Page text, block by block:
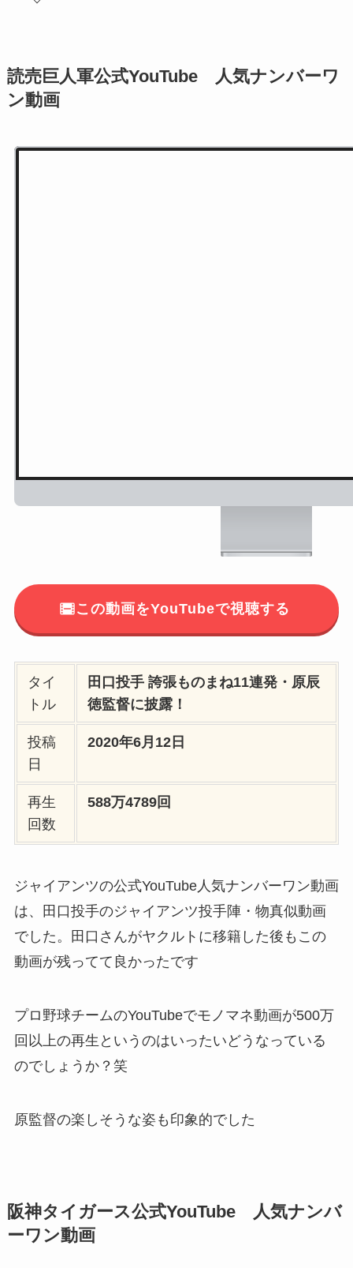
読売巨人軍公式YouTube 人気ナンバーワ
ン動画
この動画をYouTubeで視聴する
タイ
トル
田口投手 誇張ものまね11連発・原辰
徳監督に披露！
投稿
日
2020年6月12日
再生
回数
588万4789回
ジャイアンツの公式YouTube人気ナンバーワン動画
は、田口投手のジャイアンツ投手陣・物真似動画
でした。田口さんがヤクルトに移籍した後もこの
動画が残ってて良かったです
プロ野球チームのYouTubeでモノマネ動画が500万
回以上の再生というのはいったいどうなっている
のでしょうか？笑
原監督の楽しそうな姿も印象的でした
阪神タイガース公式YouTube 人気ナンバ
ーワン動画